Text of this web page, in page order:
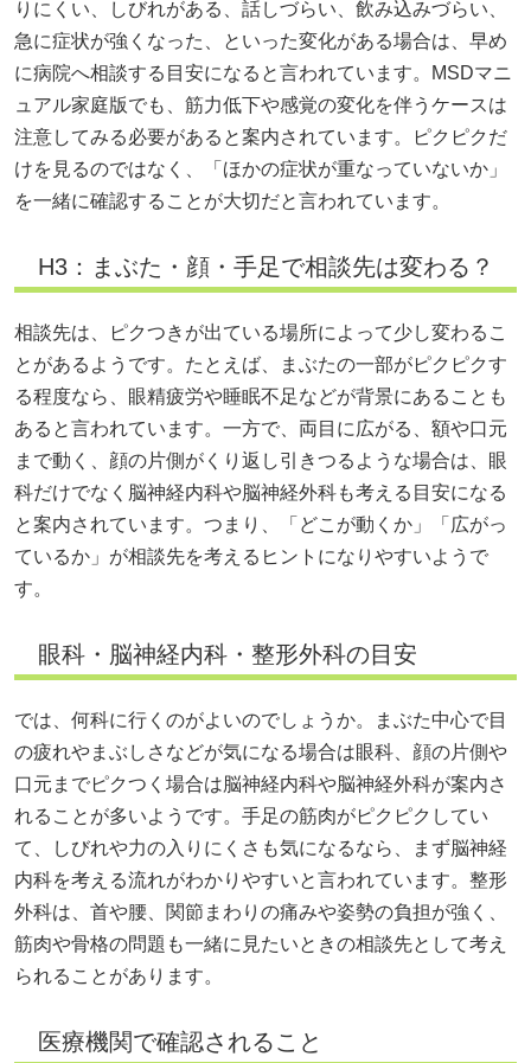
りにくい、しびれがある、話しづらい、飲み込みづらい、
急に症状が強くなった、といった変化がある場合は、早め
に病院へ相談する目安になると言われています。MSDマニ
ュアル家庭版でも、筋力低下や感覚の変化を伴うケースは
注意してみる必要があると案内されています。ピクピクだ
けを見るのではなく、「ほかの症状が重なっていないか」
を一緒に確認することが大切だと言われています。
H3：まぶた・顔・手足で相談先は変わる？
相談先は、ピクつきが出ている場所によって少し変わるこ
とがあるようです。たとえば、まぶたの一部がピクピクす
る程度なら、眼精疲労や睡眠不足などが背景にあることも
あると言われています。一方で、両目に広がる、額や口元
まで動く、顔の片側がくり返し引きつるような場合は、眼
科だけでなく脳神経内科や脳神経外科も考える目安になる
と案内されています。つまり、「どこが動くか」「広がっ
ているか」が相談先を考えるヒントになりやすいようで
す。
眼科・脳神経内科・整形外科の目安
では、何科に行くのがよいのでしょうか。まぶた中心で目
の疲れやまぶしさなどが気になる場合は眼科、顔の片側や
口元までピクつく場合は脳神経内科や脳神経外科が案内さ
れることが多いようです。手足の筋肉がピクピクしてい
て、しびれや力の入りにくさも気になるなら、まず脳神経
内科を考える流れがわかりやすいと言われています。整形
外科は、首や腰、関節まわりの痛みや姿勢の負担が強く、
筋肉や骨格の問題も一緒に見たいときの相談先として考え
られることがあります。
医療機関で確認されること